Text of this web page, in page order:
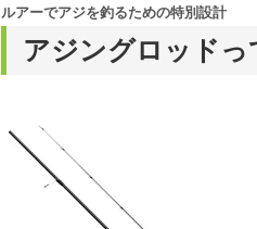
アジングロッドっ
ルアーでアジを釣るための特別設計